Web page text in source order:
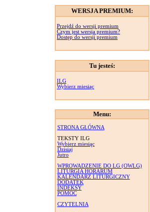
WERSJA PREMIUM:
Przejdź do wersji premium
Czym jest wersja premium?
Dostęp do wersji premium
Tu jesteś:
ILG
Wybierz miesiąc
Menu:
STRONA GŁÓWNA
TEKSTY ILG
Wybierz miesiąc
Dzisiaj
Jutro
WPROWADZENIE DO LG (OWLG)
LITURGIA HORARUM
KALENDARZ LITURGICZNY
DODATEK
INDEKSY
POMOC
CZYTELNIA